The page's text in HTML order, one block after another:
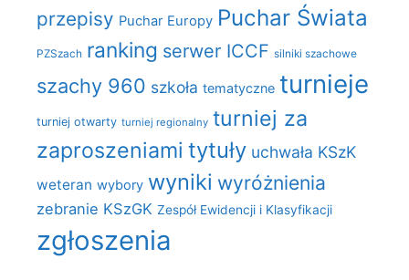
przepisy Puchar Europy Puchar Świata
PZSzach ranking serwer ICCF silniki szachowe
szachy 960 szkoła tematyczne turnieje
turniej otwarty turniej regionalny turniej za
zaproszeniami tytuły uchwała KSzK
weteran wybory wyniki wyróżnienia
zebranie KSzGK Zespół Ewidencji i Klasyfikacji
zgłoszenia